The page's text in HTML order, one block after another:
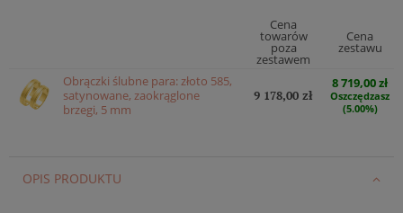
Cena
towarów
poza
zestawem
Cena
zestawu
Obrączki ślubne para: złoto 585,
satynowane, zaokrąglone
brzegi, 5 mm
9 178,00 zł
8 719,00 zł
Oszczędzasz
(5.00%)
OPIS PRODUKTU